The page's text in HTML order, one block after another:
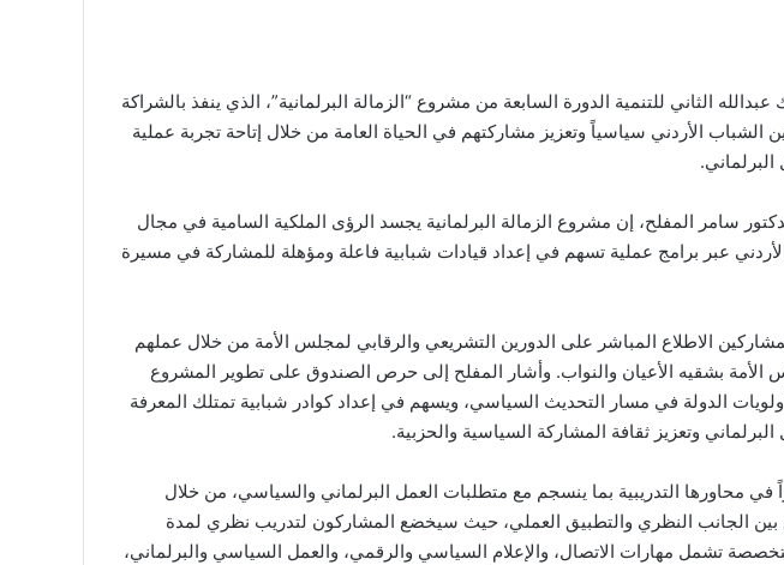
الثاني للتنمية الدورة السابعة من مشروع “الزمالة البرلمانية”، الذي ينفذ بالشراكة
الأردني سياسياً وتعزيز مشاركتهم في الحياة العامة من خلال إتاحة تجربة عملية
سامر المفلح، إن مشروع الزمالة البرلمانية يجسد الرؤى الملكية السامية في مجال
عبر برامج عملية تسهم في إعداد قيادات شبابية فاعلة ومؤهلة للمشاركة في مسيرة
الاطلاع المباشر على الدورين التشريعي والرقابي لمجلس الأمة من خلال عملهم
بشقيه الأعيان والنواب. وأشار المفلح إلى حرص الصندوق على تطوير المشروع
الدولة في مسار التحديث السياسي، ويسهم في إعداد كوادر شبابية تمتلك المعرفة
البرلماني وتعزيز ثقافة المشاركة السياسية والحزبية.
في محاورها التدريبية بما ينسجم مع متطلبات العمل البرلماني والسياسي، من خلال
بين الجانب النظري والتطبيق العملي، حيث سيخضع المشاركون لتدريب نظري لمدة
تشمل مهارات الاتصال، والإعلام السياسي والرقمي، والعمل السياسي والبرلماني،